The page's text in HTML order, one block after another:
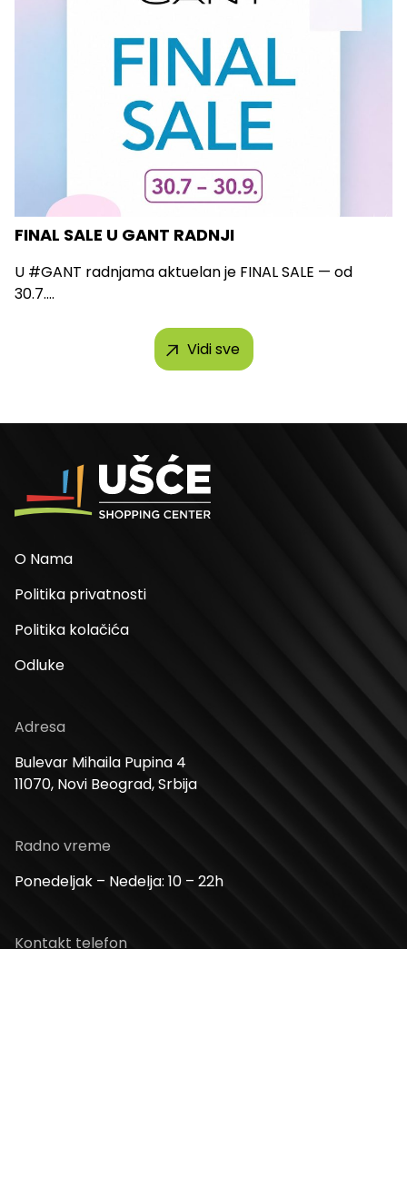
FINAL SALE U GANT RADNJI
U #GANT radnjama aktuelan je FINAL SALE — od
30.7....
Vidi sve
O Nama
Politika privatnosti
Politika kolačića
Odluke
Adresa
Bulevar Mihaila Pupina 4
11070, Novi Beograd, Srbija
Radno vreme
Ponedeljak – Nedelja: 10 – 22h
Kontakt telefon